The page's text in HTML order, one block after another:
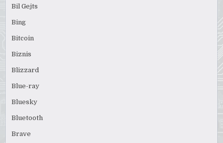
Bil Gejts
Bing
Bitcoin
Biznis
Blizzard
Blue-ray
Bluesky
Bluetooth
Brave